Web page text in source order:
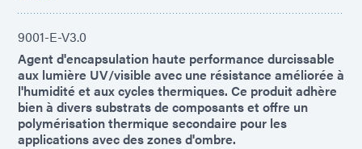
9001-E-V3.0
Agent d'encapsulation haute performance durcissable
aux lumière UV/visible avec une résistance améliorée à
l'humidité et aux cycles thermiques. Ce produit adhère
bien à divers substrats de composants et offre un
polymérisation thermique secondaire pour les
applications avec des zones d'ombre.